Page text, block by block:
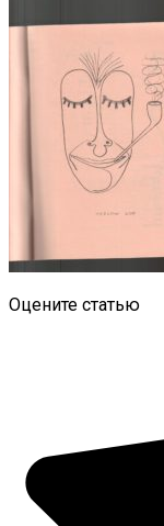
Оцените статью